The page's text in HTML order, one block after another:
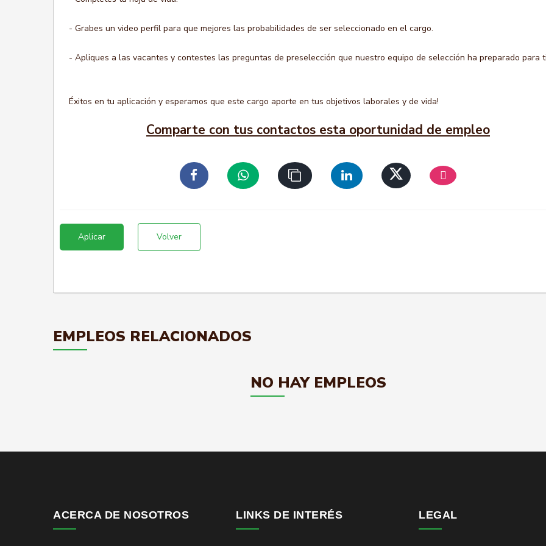
- Grabes un video perfil para que mejores las probabilidades de ser seleccionado en el cargo.
- Apliques a las vacantes y contestes las preguntas de preselección que nuestro equipo de selección ha preparado para
Éxitos en tu aplicación y esperamos que este cargo aporte en tus objetivos laborales y de vida!
Comparte con tus contactos esta oportunidad de empleo
Aplicar Volver
EMPLEOS RELACIONADOS
NO HAY EMPLEOS
ACERCA DE NOSOTROS LINKS DE INTERÉS LEGAL